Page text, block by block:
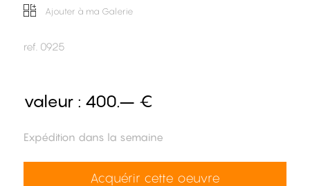
Ajouter à ma Galerie
ref. 0925
valeur : 400.– €
Expédition dans la semaine
Acquérir cette oeuvre